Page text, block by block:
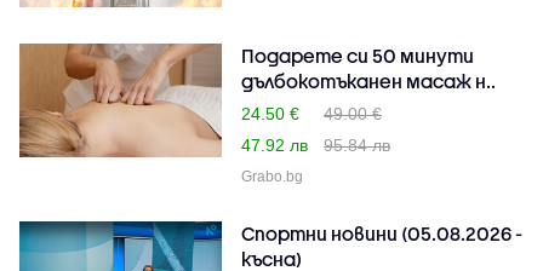
Подарете си 50 минути
дълбокотъканен масаж н..
24.50 €
49.00 €
47.92 лв
95.84 лв
Grabo.bg
Спортни новини (05.08.2026 -
късна)